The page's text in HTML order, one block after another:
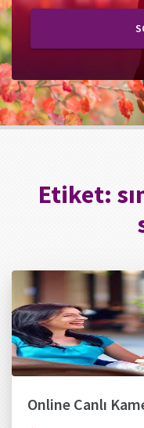
Etiket:
Online Canlı